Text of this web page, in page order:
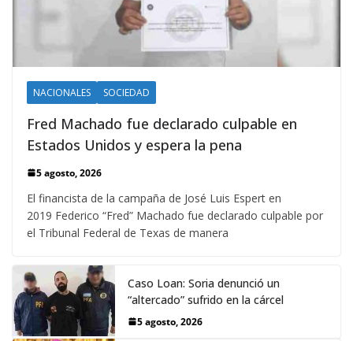
NACIONALES SOCIEDAD
Fred Machado fue declarado culpable en
Estados Unidos y espera la pena
5 agosto, 2026
El financista de la campaña de José Luis Espert en
2019 Federico “Fred” Machado fue declarado culpable por
el Tribunal Federal de Texas de manera
Caso Loan: Soria denunció un
“altercado” sufrido en la cárcel
5 agosto, 2026